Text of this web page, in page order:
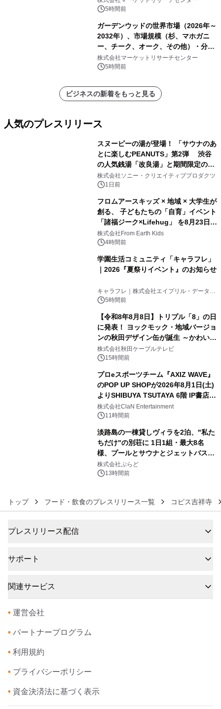
5時間前
ガーデンウッドの世界市場（2026年～
2032年）、市場規模（杉、マホガニ
ー、チーク、オーク、その他）・分析
レポートを発表
株式会社マーケットリサーチセンター
5時間前
ビジネスの新着をもっと見る
人気のプレスリリース
スヌーピーの湯が登場！ 「サウナのあ
とに楽しむPEANUTS」第2弾 渋谷
の人気銭湯「改良湯」と期間限定のコ
ラボレーション サウナイキタイコラ
ボグッズも発売決定！
株式会社ソニー・クリエイティブプロダクツ
1日前
フロムアースキッズ × 地域 × 大学生が
創る、 子どもたちの「自育」イベント
「諸福ジーク×Lifehug」 を8月23日
(日)開催
株式会社From Earth Kids
4時間前
学園生活コミュニティ「キャラフレ」
｜2026『夏祭りイベント』のお知らせ
キャラフレ｜株式会社エイプリル・データ・
デザインズ
5時間前
【令和8年8月8日】トリプル「8」の日
に発表！ ヨックモック・地域バージョ
ンの秋田デザイン缶が誕生 ～かわいい
秋田犬の子犬と秋田の四季と名所を巡
るパッケージ～ 9月1日(火)秋田県内で
株式会社秋田ケーブルテレビ
15時間前
プロeスポーツチーム『AXIZ WAVE』
のPOP UP SHOPが2026年8月1日(土)
よりSHIBUYA TSUTAYA 6階 IP書店で
開催決定！！
株式会社ClaN Entertainment
11時間前
淡路島の一棟貸しヴィラを2泊、"私た
ちだけ"の別荘に 1日1組・最大8名
様、プールとサウナとジェットバス付
きで Villa Mon Temps AWAJIの連泊
素泊りプラン
株式会社ぷらど
13時間前
トップ フード・飲食のプレスリリース一覧 コピス吉祥寺
プレスリリース配信
サポート
関連サービス
• 運営会社
• パートナープログラム
• 利用規約
• プライバシーポリシー
• 資金決済法に基づく表示